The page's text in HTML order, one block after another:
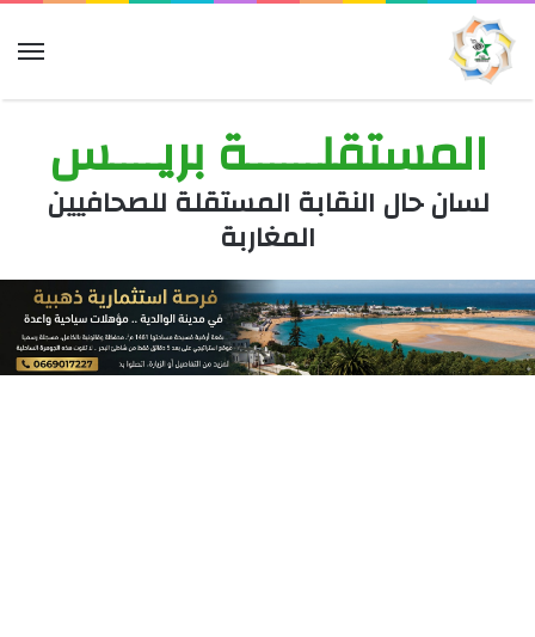
المستقلــــــة بريــــس
لسان حال النقابة المستقلة للصحافيين
المغاربة